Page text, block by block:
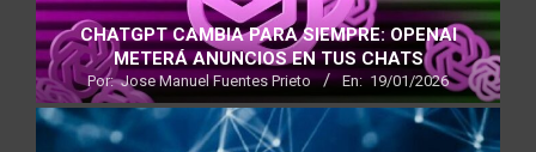
CHATGPT CAMBIA PARA SIEMPRE: OPENAI
METERÁ ANUNCIOS EN TUS CHATS
Por: Jose Manuel Fuentes Prieto En: 19/01/2026